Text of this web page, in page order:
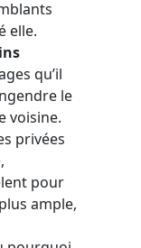
elle.
qu’il
le
voisine.
privées
pour
ample,